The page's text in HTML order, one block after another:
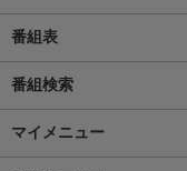
番組表
番組検索
マイメニュー